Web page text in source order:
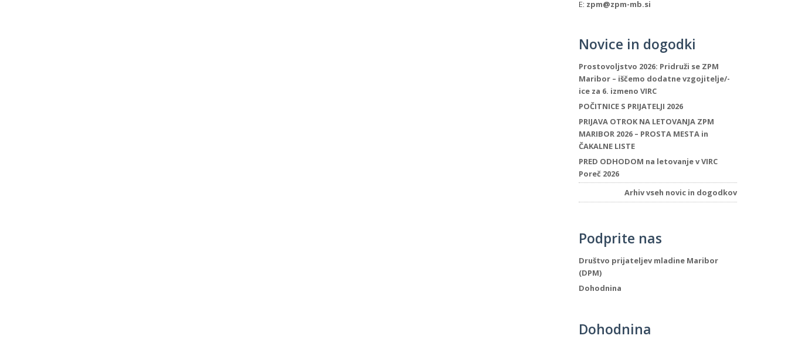
E: zpm@zpm-mb.si
Novice in dogodki
Prostovoljstvo 2026: Pridruži se ZPM
Maribor – iščemo dodatne vzgojitelje/-
ice za 6. izmeno VIRC
POČITNICE S PRIJATELJI 2026
PRIJAVA OTROK NA LETOVANJA ZPM
MARIBOR 2026 – PROSTA MESTA in
ČAKALNE LISTE
PRED ODHODOM na letovanje v VIRC
Poreč 2026
Arhiv vseh novic in dogodkov
Podprite nas
Društvo prijateljev mladine Maribor
(DPM)
Dohodnina
Dohodnina